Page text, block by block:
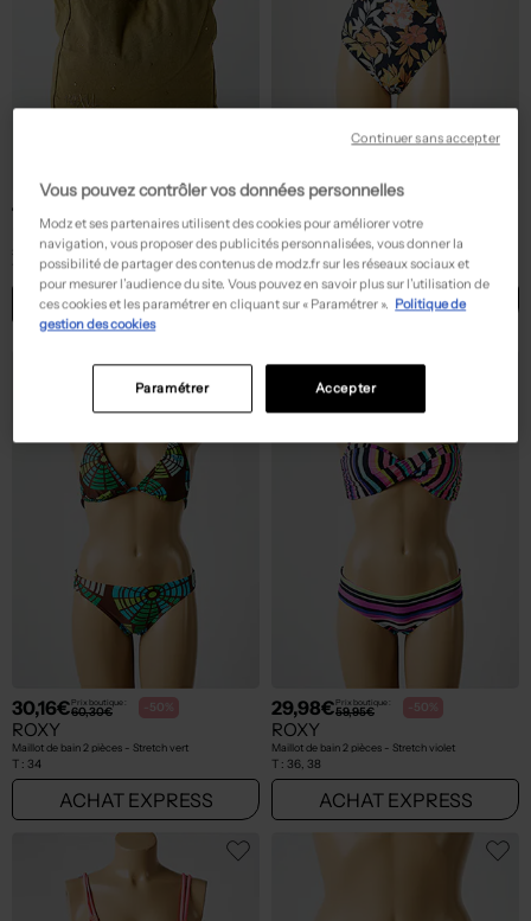
14,50€ 29,00€
ROXY
Sac - Fermeture fermeture aimantée vert
TU
ACHAT EXPRESS
35,00€ 70,00€
ROXY
Maillot de bain 1 pièce jaune
T :34, 36
ACHAT EXPRESS
30,16€Prix boutique :
60,30€ -50%
ROXY
Maillot de bain 2 pièces - Stretch vert
T : 34
ACHAT EXPRESS
29,98€Prix boutique :
59,95€ -50%
ROXY
Maillot de bain 2 pièces - Stretch violet
T : 36, 38
ACHAT EXPRESS
Vous pouvez contrôler vos données personnelles
Modz et ses partenaires utilisent des cookies pour améliorer votre
navigation, vous proposer des publicités personnalisées, vous donner la
possibilité de partager des contenus de modz.fr sur les réseaux sociaux et
pour mesurer l’audience du site. Vous pouvez en savoir plus sur l’utilisation de
ces cookies et les paramétrer en cliquant sur « Paramétrer ». Politique de
gestion des cookies
Accepter
Paramétrer
Continuer sans accepter